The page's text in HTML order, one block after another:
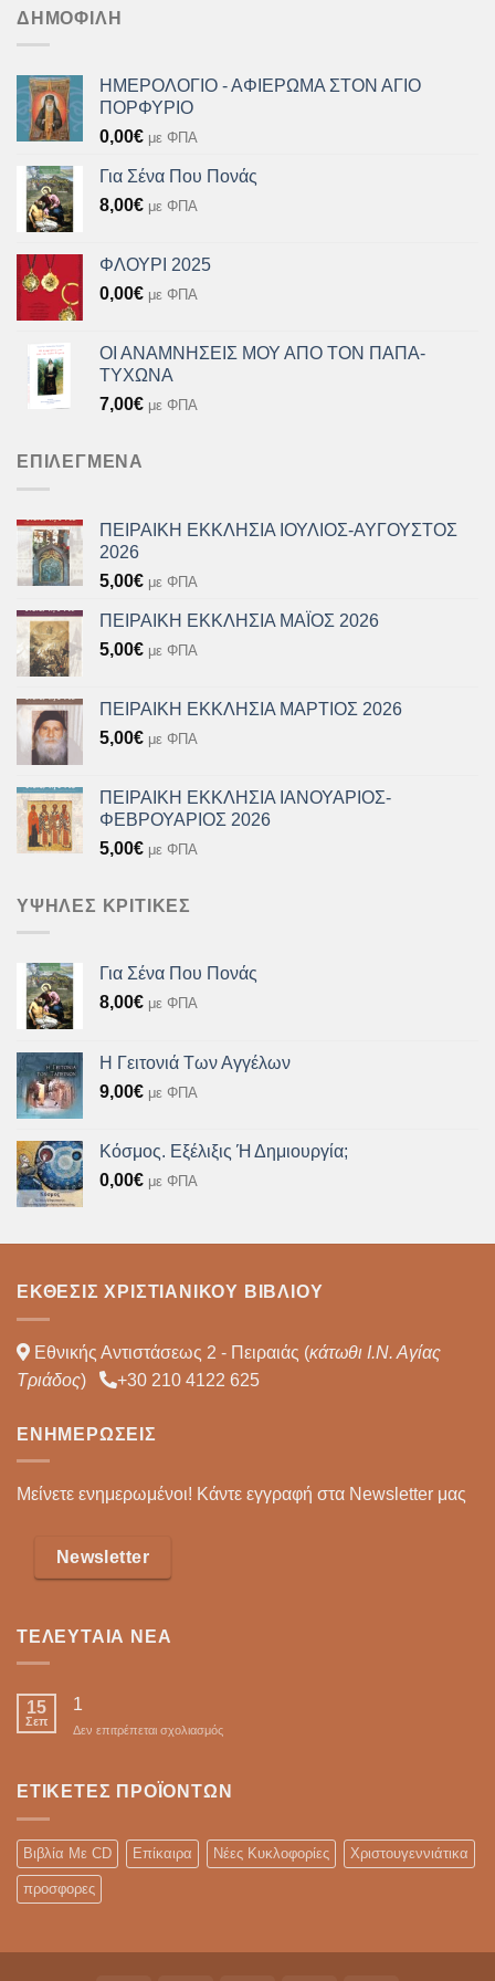
ΔΗΜΟΦΙΛΉ
ΗΜΕΡΟΛΟΓΙΟ - ΑΦΙΕΡΩΜΑ ΣΤΟΝ ΑΓΙΟ
ΠΟΡΦΥΡΙΟ
0,00€ με ΦΠΑ
Για Σένα Που Πονάς
8,00€ με ΦΠΑ
ΦΛΟΥΡΙ 2025
0,00€ με ΦΠΑ
ΟΙ ΑΝΑΜΝΗΣΕΙΣ ΜΟΥ ΑΠΟ ΤΟΝ ΠΑΠΑ-
ΤΥΧΩΝΑ
7,00€ με ΦΠΑ
ΕΠΙΛΕΓΜΈΝΑ
ΠΕΙΡΑΙΚΗ ΕΚΚΛΗΣΙΑ ΙΟΥΛΙΟΣ-ΑΥΓΟΥΣΤΟΣ
2026
5,00€ με ΦΠΑ
ΠΕΙΡΑΙΚΗ ΕΚΚΛΗΣΙΑ ΜΑΪΟΣ 2026
5,00€ με ΦΠΑ
ΠΕΙΡΑΙΚΗ ΕΚΚΛΗΣΙΑ ΜΑΡΤΙΟΣ 2026
5,00€ με ΦΠΑ
ΠΕΙΡΑΙΚΗ ΕΚΚΛΗΣΙΑ ΙΑΝΟΥΑΡΙΟΣ-
ΦΕΒΡΟΥΑΡΙΟΣ 2026
5,00€ με ΦΠΑ
ΥΨΗΛΈΣ ΚΡΙΤΙΚΈΣ
Για Σένα Που Πονάς
8,00€ με ΦΠΑ
Η Γειτονιά Των Αγγέλων
9,00€ με ΦΠΑ
Κόσμος. Εξέλιξις Ή Δημιουργία;
0,00€ με ΦΠΑ
ΈΚΘΕΣΙΣ ΧΡΙΣΤΙΑΝΙΚΟΎ ΒΙΒΛΊΟΥ
Εθνικής Αντιστάσεως 2 - Πειραιάς (κάτωθι Ι.Ν. Αγίας
Τριάδος) +30 210 4122 625
ΕΝΗΜΕΡΏΣΕΙΣ
Μείνετε ενημερωμένοι! Κάντε εγγραφή στα Newsletter μας
Newsletter
ΤΕΛΕΥΤΑΊΑ ΝΈΑ
15
Σεπ
1
Δεν επιτρέπεται σχολιασμόςστο
ΕΤΙΚΈΤΕΣ ΠΡΟΪΌΝΤΩΝ
Βιβλία Με CD Επίκαιρα Νέες Κυκλοφορίες Χριστουγεννιάτικα
προσφορες